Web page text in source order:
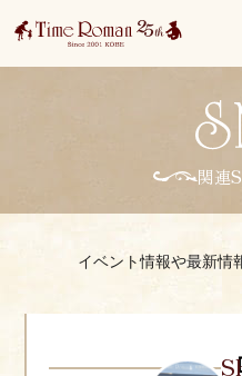
関連
イベント情報や最新情